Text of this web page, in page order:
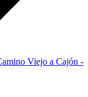
Viejo a Cajón -